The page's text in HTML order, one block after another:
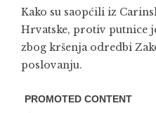
Kako su saopćili iz
Hrvatske, protiv putnice
zbog kršenja odredbi
poslovanju.